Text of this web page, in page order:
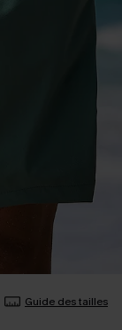
Guide des tailles